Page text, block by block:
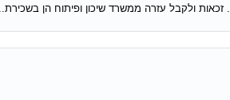
ולקבל עזרה ממשרד שיכון ופיתוח הן בשכירת...